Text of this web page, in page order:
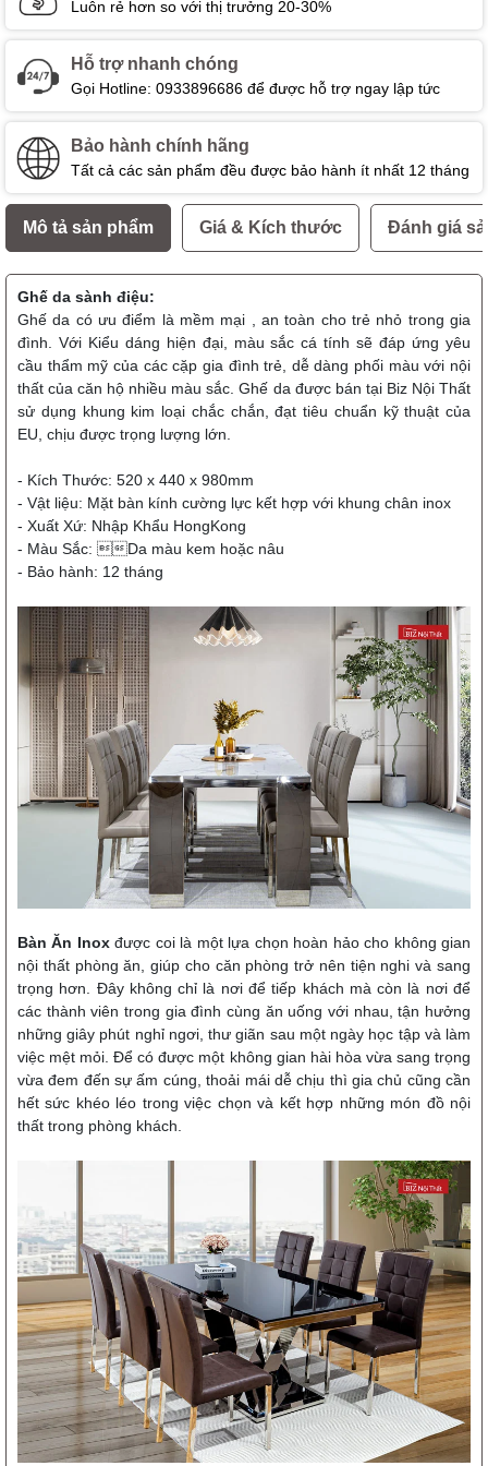
Luôn rẻ hơn so với thị trưởng 20-30%
Hỗ trợ nhanh chóng
Gọi Hotline: 0933896686 để được hỗ trợ ngay lập tức
Bảo hành chính hãng
Tất cả các sản phẩm đều được bảo hành ít nhất 12 tháng
Mô tả sản phẩm Giá & Kích thước Đánh giá
Ghế da sành điệu:
Ghế da có ưu điểm là mềm mại , an toàn cho trẻ nhỏ trong gia
đình. Với Kiểu dáng hiện đại, màu sắc cá tính sẽ đáp ứng yêu
cầu thẩm mỹ của các cặp gia đình trẻ, dễ dàng phối màu với nội
thất của căn hộ nhiều màu sắc. Ghế da được bán tại Biz Nội Thất
sử dụng khung kim loại chắc chắn, đạt tiêu chuẩn kỹ thuật của
EU, chịu được trọng lượng lớn.
- Kích Thước: 520 x 440 x 980mm
- Vật liệu: Mặt bàn kính cường lực kết hợp với khung chân inox
- Xuất Xứ: Nhập Khẩu HongKong
- Màu Sắc: Da màu kem hoặc nâu
- Bảo hành: 12 tháng
Bàn Ăn Inoxđược coi là một lựa chọn hoàn hảo cho không gian
nội thất phòng ăn, giúp cho căn phòng trở nên tiện nghi và sang
trọng hơn. Đây không chỉ là nơi để tiếp khách mà còn là nơi để
các thành viên trong gia đình cùng ăn uống với nhau, tận hưởng
những giây phút nghỉ ngơi, thư giãn sau một ngày học tập và làm
việc mệt mỏi. Để có được một không gian hài hòa vừa sang trọng
vừa đem đến sự ấm cúng, thoải mái dễ chịu thì gia chủ cũng cần
hết sức khéo léo trong việc chọn và kết hợp những món đồ nội
thất trong phòng khách.